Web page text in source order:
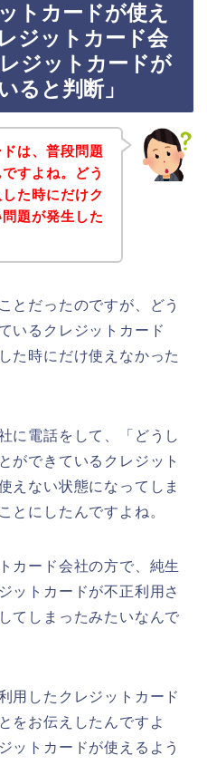
トカードが使え
ジットカード会
ジットカードが
ると判断」
は、普段問題
すよね。どう
た時にだけク
題が発生した
とだったのですが、どう
いるクレジットカード
た時にだけ使えなかった
に電話をして、「どうし
ができているクレジット
えない状態になってしま
とにしたんですよね。
カード会社の方で、純生
ットカードが不正利用さ
てしまったみたいなんで
用したクレジットカード
をお伝えしたんですよ
ットカードが使えるよう